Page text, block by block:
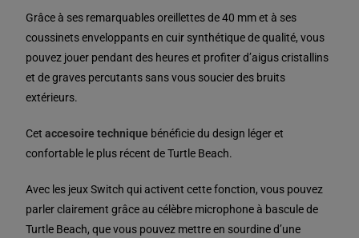
Grâce à ses remarquables oreillettes de 40 mm et à ses
coussinets enveloppants en cuir synthétique de qualité, vous
pouvez jouer pendant des heures et profiter d’aigus cristallins
et de graves percutants sans vous soucier des bruits
extérieurs.
Cetaccesoire technique bénéficie du design léger et
confortable le plus récent de Turtle Beach.
Avec les jeux Switch qui activent cette fonction, vous pouvez
parler clairement grâce au célèbre microphone à bascule de
Turtle Beach, que vous pouvez mettre en sourdine d’une